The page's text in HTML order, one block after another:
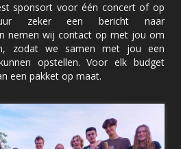
sponsort voor één concert of op
zeker een bericht naar
nemen wij contact op met jou om
zodat we samen met jou een
opstellen. Voor elk budget
een pakket op maat.